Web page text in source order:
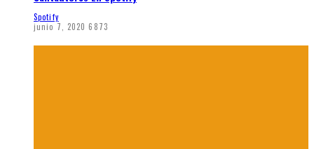
Spotify
junio 7, 2020 6873